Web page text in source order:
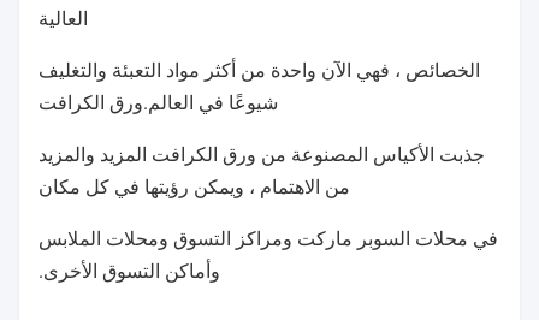
العالية
الخصائص ، فهي الآن واحدة من أكثر مواد التعبئة والتغليف
شيوعًا في العالم.ورق الكرافت
جذبت الأكياس المصنوعة من ورق الكرافت المزيد والمزيد
من الاهتمام ، ويمكن رؤيتها في كل مكان
في محلات السوبر ماركت ومراكز التسوق ومحلات الملابس
وأماكن التسوق الأخرى.